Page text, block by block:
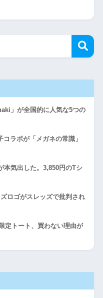
」が全国的に人気な5つの
ラボが「メガネの常識」
本気出した。3,850円のTシ
ロゴがスレッズで批判され
定トート、買わない理由が